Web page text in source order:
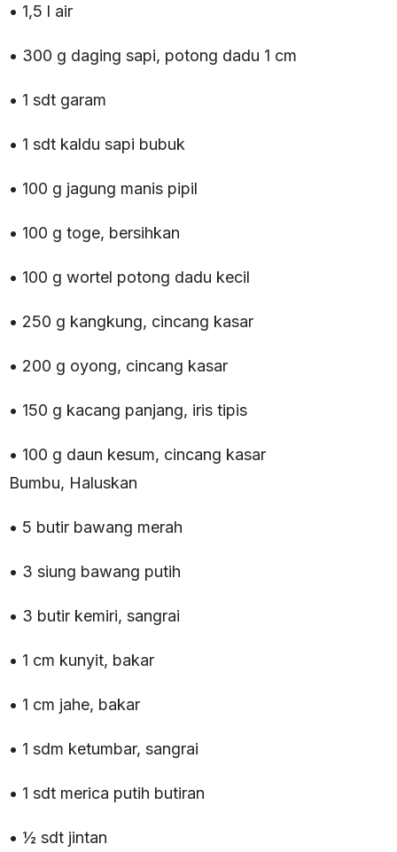
• 1,5 l air
• 300 g daging sapi, potong dadu 1 cm
• 1 sdt garam
• 1 sdt kaldu sapi bubuk
• 100 g jagung manis pipil
• 100 g toge, bersihkan
• 100 g wortel potong dadu kecil
• 250 g kangkung, cincang kasar
• 200 g oyong, cincang kasar
• 150 g kacang panjang, iris tipis
• 100 g daun kesum, cincang kasar
Bumbu, Haluskan
• 5 butir bawang merah
• 3 siung bawang putih
• 3 butir kemiri, sangrai
• 1 cm kunyit, bakar
• 1 cm jahe, bakar
• 1 sdm ketumbar, sangrai
• 1 sdt merica putih butiran
• ½ sdt jintan